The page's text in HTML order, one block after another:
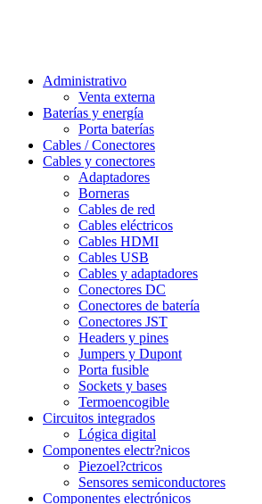
Administrativo
Venta externa
Baterías y energía
Porta baterías
Cables / Conectores
Cables y conectores
Adaptadores
Borneras
Cables de red
Cables eléctricos
Cables HDMI
Cables USB
Cables y adaptadores
Conectores DC
Conectores de batería
Conectores JST
Headers y pines
Jumpers y Dupont
Porta fusible
Sockets y bases
Termoencogible
Circuitos integrados
Lógica digital
Componentes electr?nicos
Piezoel?ctricos
Sensores semiconductores
Componentes electrónicos